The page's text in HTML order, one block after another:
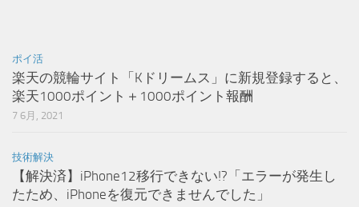
ポイ活
楽天の競輪サイト「Kドリームス」に新規登録すると、
楽天1000ポイント＋1000ポイント報酬
7 6月, 2021
技術解決
【解決済】iPhone12移行できない!?「エラーが発生し
たため、iPhoneを復元できませんでした」